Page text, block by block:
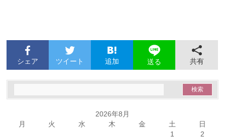
シェア ツイート 追加 送る 共有
2026年8月
月
火 水 木 金 土 日
1
2